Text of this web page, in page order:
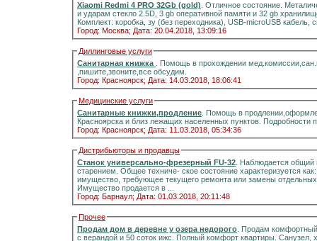
Xiaomi Redmi 4 PRO 32Gb (gold) . Отличное состояние.
и ударам стекло 2.5D, 3 gb оперативной памяти и 32 gb
Комплект: коробка, зу (без переходника), USB-microUSB
Город: Москва; Дата: 20.04.2018, 13:09:16
Диллинговые услуги
Санитарная книжка
. Помощь в прохождении
,пишите,звоните,все обсудим.
Город: Красноярск; Дата: 14.03.2018, 18:06:41
Медицинские услуги
Санитарные книжки,продление . Помощь в
Красноярска и близ лежащих населенных пунктов.
Город: Красноярск; Дата: 11.03.2018, 05:34:36
Дистрибьюторы и продавцы
Станок универсально-фрезерный FU-32 . Наблюдается
старением. Общее техниче- ское состояние характеризуется
имущество, требующее текущего ремонта или замены
Имущество продается в ...
Город: Барнаул; Дата: 01.03.2018, 20:11:48
Прочее
Продам дом в деревне у озера недорого . Продам комфортный
с верандой и 50 соток ижс. Полный комфорт квартиры. Санузел, холодная и горячая вода,